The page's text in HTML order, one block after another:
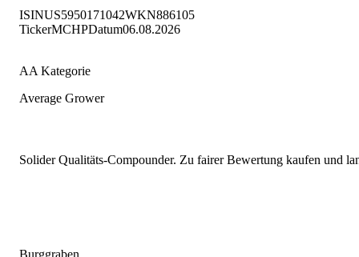
ISINUS5950171042WKN886105
TickerMCHPDatum06.08.2026
AA Kategorie
Average Grower
Solider Qualitäts-Compounder. Zu fairer Bewertung kaufen und